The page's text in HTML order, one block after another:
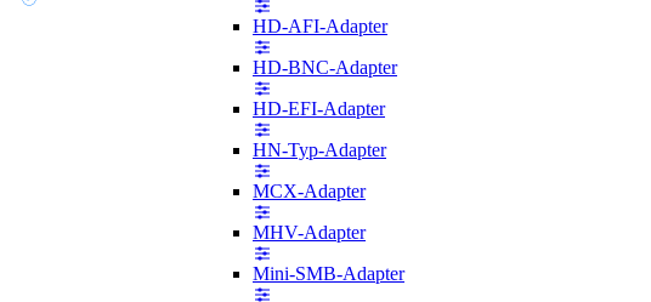
HD-AFI-Adapter
HD-BNC-Adapter
HD-EFI-Adapter
HN-Typ-Adapter
MCX-Adapter
MHV-Adapter
Mini-SMB-Adapter